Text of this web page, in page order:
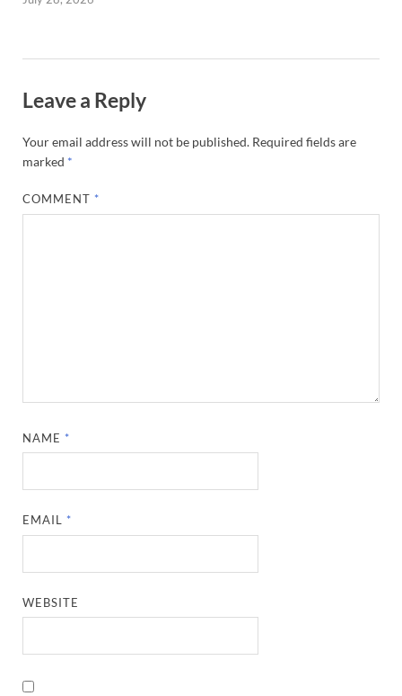
Leave a Reply
Your email address will not be published. Required fields are
marked *
COMMENT *
NAME *
EMAIL *
WEBSITE